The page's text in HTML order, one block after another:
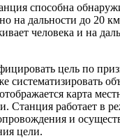
способна
на дальности до 20
человека и на
цель по
систематизировать
карта
Станция работает в
и
цели.